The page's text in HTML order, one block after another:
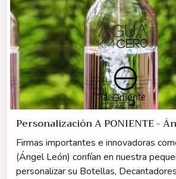
Personalización A PONIENTE -
Firmas importantes e innovadoras
(Ángel León) confían en nuestra
personalizar su Botellas,